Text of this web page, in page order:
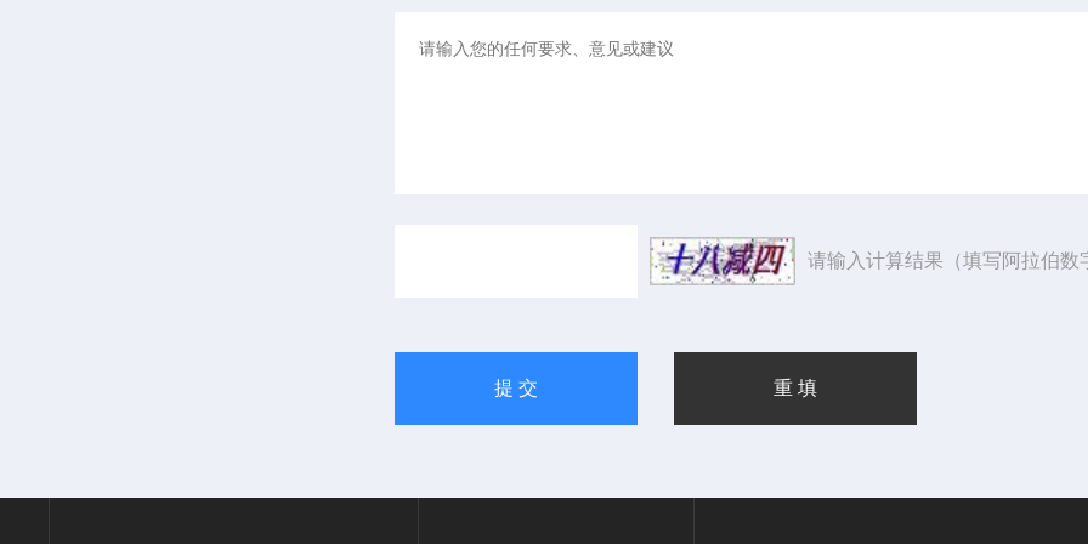
请输入计算结果（填写阿拉伯数